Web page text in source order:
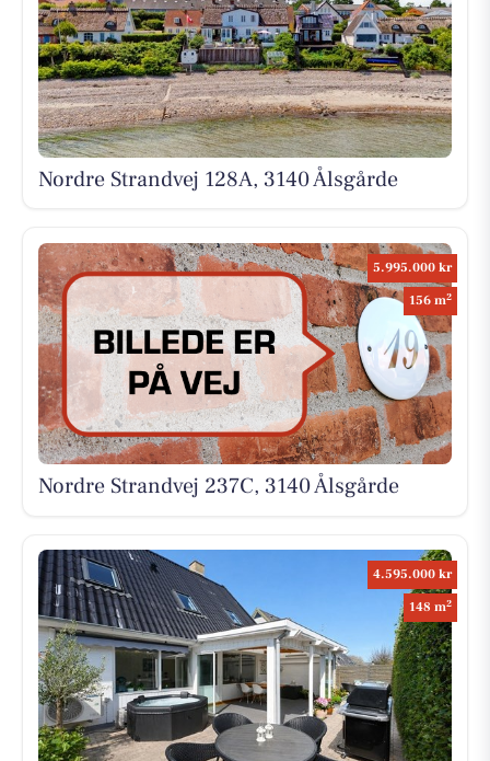
Nordre Strandvej 128A, 3140 Ålsgårde
5.995.000 kr
156 m2
Nordre Strandvej 237C, 3140 Ålsgårde
4.595.000 kr
148 m2